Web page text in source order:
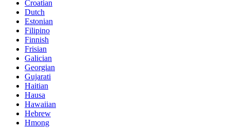
Croatian
Dutch
Estonian
Filipino
Finnish
Frisian
Galician
Georgian
Gujarati
Haitian
Hausa
Hawaiian
Hebrew
Hmong